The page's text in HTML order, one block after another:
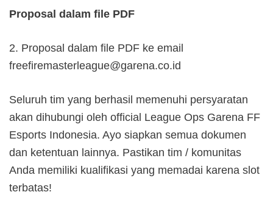
Proposal dalam file PDF
2. Proposal dalam file PDF ke email
freefiremasterleague@garena.co.id
Seluruh tim yang berhasil memenuhi persyaratan
akan dihubungi oleh official League Ops Garena FF
Esports Indonesia. Ayo siapkan semua dokumen
dan ketentuan lainnya. Pastikan tim / komunitas
Anda memiliki kualifikasi yang memadai karena slot
terbatas!